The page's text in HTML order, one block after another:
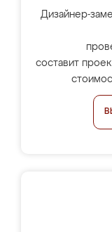
Дизайнер-
составит